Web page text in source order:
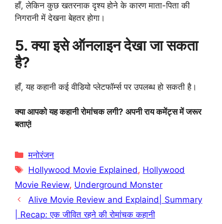
हाँ, लेकिन कुछ खतरनाक दृश्य होने के कारण माता-पिता की
निगरानी में देखना बेहतर होगा।
5. क्या इसे ऑनलाइन देखा जा सकता
है?
हाँ, यह कहानी कई वीडियो प्लेटफॉर्म्स पर उपलब्ध हो सकती है।
क्या आपको यह कहानी रोमांचक लगी? अपनी राय कमेंट्स में जरूर
बताएं!
Categories
मनोरंजन
Tags
Hollywood Movie Explained, Hollywood
Movie Review, Underground Monster
Alive Movie Review and Explaind| Summary
| Recap: एक जीवित रहने की रोमांचक कहानी